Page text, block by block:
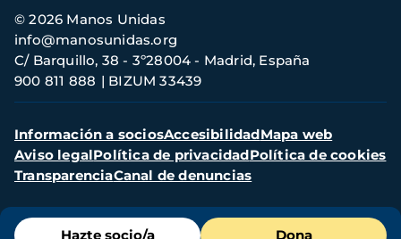
Menú
Hazte socio/a Dona
Información
de
contacto
© 2026 Manos Unidas
C/ Barquillo, 38 - 3º28004 - Madrid, España
900 811 888
BIZUM 33439
info@manosunidas.org
Menú
secundario
Información a sociosAccesibilidadMapa web
Aviso legalPolítica de privacidadPolítica de cookies
TransparenciaCanal de denuncias